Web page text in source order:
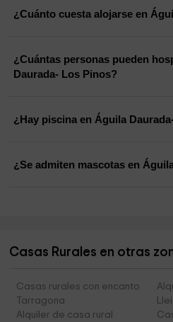
¿Cuánto cuesta alojarse en
¿Cuántas personas pueden
Daurada- Los Pinos?
¿Hay piscina en Águila
¿Se admiten mascotas en
Casas Rurales en otras
Casas rurales con encanto
Tarragona
Alquiler de casa rural